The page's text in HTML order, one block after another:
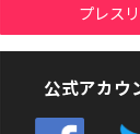
プレス
公式アカウ